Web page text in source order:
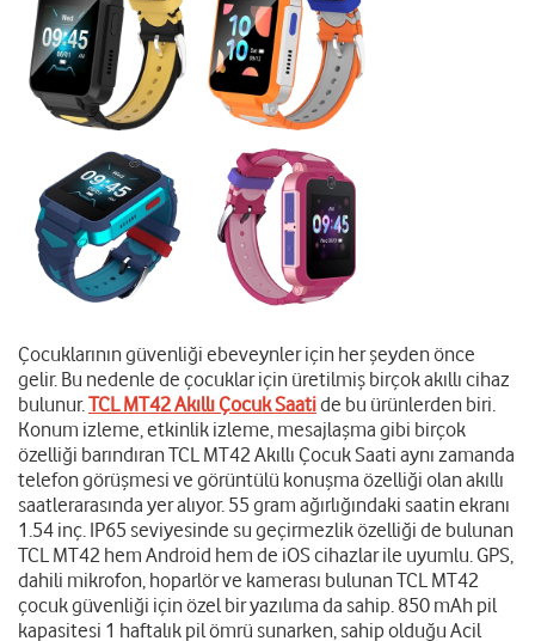
Çocuklarının güvenliği ebeveynler için her şeyden önce
gelir. Bu nedenle de çocuklar için üretilmiş birçok akıllı cihaz
bulunur.TCL MT42 Akıllı Çocuk Saatide bu ürünlerden biri.
Konum izleme, etkinlik izleme, mesajlaşma gibi birçok
özelliği barındıran TCL MT42 Akıllı Çocuk Saati aynı zamanda
telefon görüşmesi ve görüntülü konuşma özelliği olan akıllı
saatlerarasında yer alıyor. 55 gram ağırlığındaki saatin ekranı
1.54 inç. IP65 seviyesinde su geçirmezlik özelliği de bulunan
TCL MT42 hem Android hem de iOS cihazlar ile uyumlu. GPS,
dahili mikrofon, hoparlör ve kamerası bulunan TCL MT42
çocuk güvenliği için özel bir yazılıma da sahip. 850 mAh pil
kapasitesi 1 haftalık pil ömrü sunarken, sahip olduğu Acil